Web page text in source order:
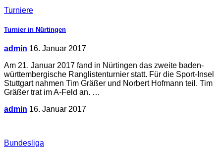
Turniere
Turnier in Nürtingen
admin 16. Januar 2017
Am 21. Januar 2017 fand in Nürtingen das zweite baden-
württembergische Ranglistenturnier statt. Für die Sport-Insel
Stuttgart nahmen Tim Gräßer und Norbert Hofmann teil. Tim
Gräßer trat im A-Feld an. …
admin 16. Januar 2017
Bundesliga